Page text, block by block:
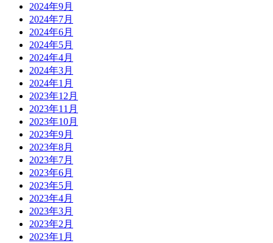
2024年9月
2024年7月
2024年6月
2024年5月
2024年4月
2024年3月
2024年1月
2023年12月
2023年11月
2023年10月
2023年9月
2023年8月
2023年7月
2023年6月
2023年5月
2023年4月
2023年3月
2023年2月
2023年1月